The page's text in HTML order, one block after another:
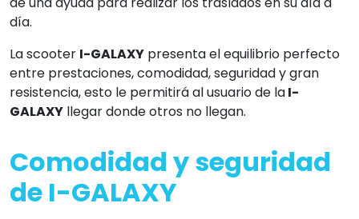
día.
La scooter I-GALAXY presenta el equilibrio perfecto
entre prestaciones, comodidad, seguridad y gran
resistencia, esto le permitirá al usuario de laI-
GALAXY llegar donde otros no llegan.
Comodidad y seguridad
de I-GALAXY